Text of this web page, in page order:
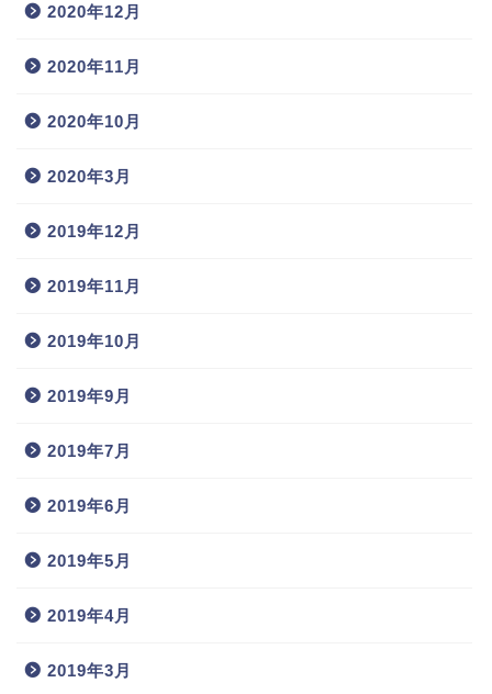
2020年12月
2020年11月
2020年10月
2020年3月
2019年12月
2019年11月
2019年10月
2019年9月
2019年7月
2019年6月
2019年5月
2019年4月
2019年3月